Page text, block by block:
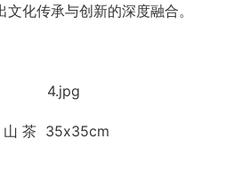
化传承与创新的深度融合。
山 茶 35x35cm